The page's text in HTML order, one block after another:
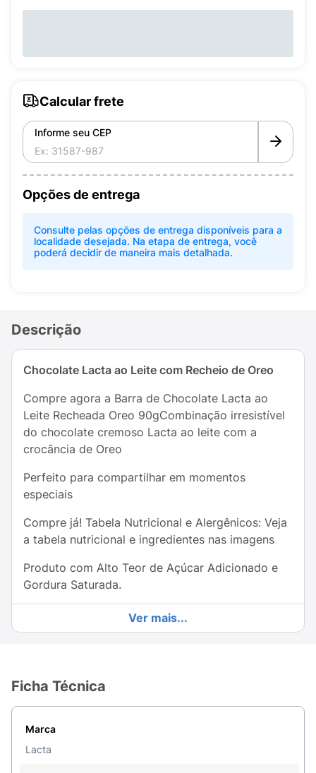
Calcular frete
Informe seu CEP
Opções de entrega
Consulte pelas opções de entrega disponíveis para a
localidade desejada. Na etapa de entrega, você
poderá decidir de maneira mais detalhada.
Descrição
Chocolate Lacta ao Leite com Recheio de Oreo
Compre agora a Barra de Chocolate Lacta ao
Leite Recheada Oreo 90gCombinação irresistível
do chocolate cremoso Lacta ao leite com a
crocância de Oreo
Perfeito para compartilhar em momentos
especiais
Compre já! Tabela Nutricional e Alergênicos: Veja
a tabela nutricional e ingredientes nas imagens
Produto com Alto Teor de Açúcar Adicionado e
Gordura Saturada.
Ver mais...
Ficha Técnica
Marca
Lacta